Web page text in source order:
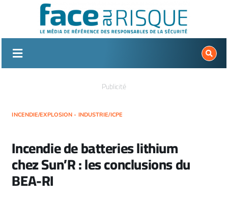
Publicité
INCENDIE/EXPLOSION - INDUSTRIE/ICPE
Incendie de batteries lithium
chez Sun’R : les conclusions du
BEA-RI